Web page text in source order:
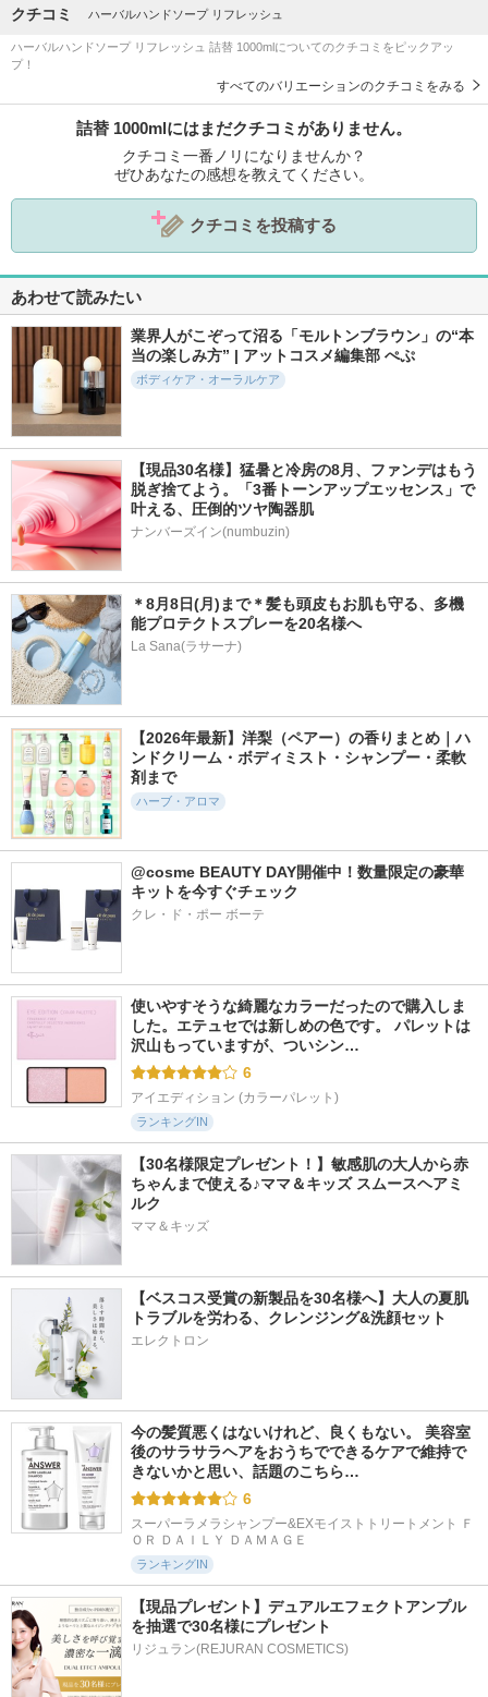
クチコミ ハーバルハンドソープ リフレッシュ
ハーバルハンドソープ リフレッシュ 詰替 1000mlについてのクチコミをピックアッ
プ！
すべてのバリエーションのクチコミをみる
詰替 1000mlにはまだクチコミがありません。
クチコミ一番ノリになりませんか？
ぜひあなたの感想を教えてください。
クチコミを投稿する
あわせて読みたい
業界人がこぞって沼る「モルトンブラウン」の“本
当の楽しみ方” | アットコスメ編集部 ぺぷ
ボディケア・オーラルケア
【現品30名様】猛暑と冷房の8月、ファンデはもう
脱ぎ捨てよう。「3番トーンアップエッセンス」で
叶える、圧倒的ツヤ陶器肌
ナンバーズイン(numbuzin)
＊8月8日(月)まで＊髪も頭皮もお肌も守る、多機
能プロテクトスプレーを20名様へ
La Sana(ラサーナ)
【2026年最新】洋梨（ペアー）の香りまとめ｜ハ
ンドクリーム・ボディミスト・シャンプー・柔軟
剤まで
ハーブ・アロマ
@cosme BEAUTY DAY開催中！数量限定の豪華
キットを今すぐチェック
クレ・ド・ポー ボーテ
使いやすそうな綺麗なカラーだったので購入しま
した。エテュセでは新しめの色です。 パレットは
沢山もっていますが、ついシン…
6
アイエディション (カラーパレット)
ランキングIN
【30名様限定プレゼント！】敏感肌の大人から赤
ちゃんまで使える♪ママ＆キッズ スムースヘアミ
ルク
ママ＆キッズ
【ベスコス受賞の新製品を30名様へ】大人の夏肌
トラブルを労わる、クレンジング&洗顔セット
エレクトロン
今の髪質悪くはないけれど、良くもない。 美容室
後のサラサラヘアをおうちでできるケアで維持で
きないかと思い、話題のこちら…
6
スーパーラメラシャンプー&EXモイストトリートメント Ｆ
ＯＲ ＤＡＩＬＹ ＤＡＭＡＧＥ
ランキングIN
【現品プレゼント】デュアルエフェクトアンプル
を抽選で30名様にプレゼント
リジュラン(REJURAN COSMETICS)